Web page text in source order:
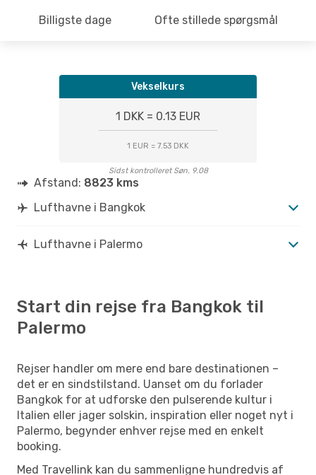
Billigste dage Ofte stillede spørgsmål
Vekselkurs
1 DKK = 0.13 EUR
1 EUR = 7.53 DKK
Sidst kontrolleret Søn. 9.08
Afstand: 8823 kms
Lufthavne i Bangkok
Lufthavne i Palermo
Start din rejse fra Bangkok til
Palermo
Rejser handler om mere end bare destinationen –
det er en sindstilstand. Uanset om du forlader
Bangkok for at udforske den pulserende kultur i
Italien eller jager solskin, inspiration eller noget nyt i
Palermo, begynder enhver rejse med en enkelt
booking.
Med Travellink kan du sammenligne hundredvis af